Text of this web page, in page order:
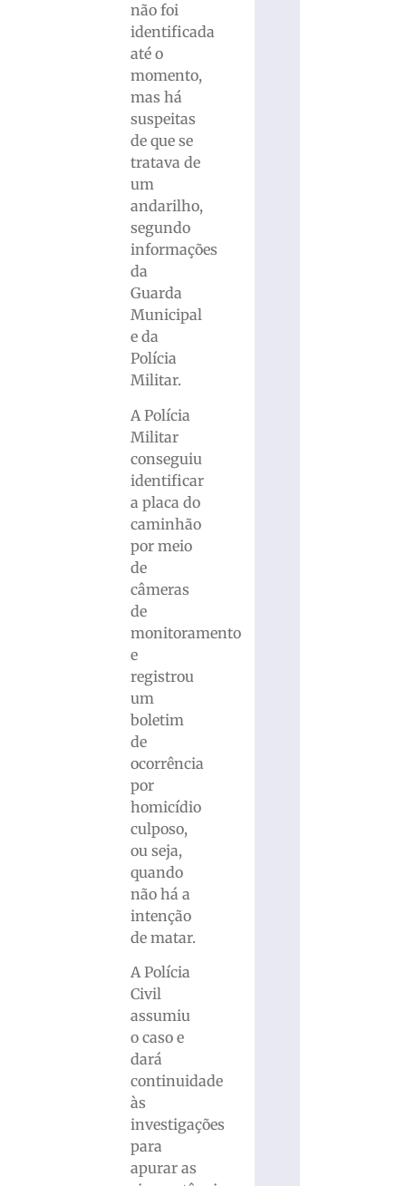
não foi
identificada
até o
momento,
mas há
suspeitas
de que se
tratava de
um
andarilho,
segundo
informações
da
Guarda
Municipal
e da
Polícia
Militar.
A Polícia
Militar
conseguiu
identificar
a placa do
caminhão
por meio
de
câmeras
de
monitoramento
e
registrou
um
boletim
de
ocorrência
por
homicídio
culposo,
ou seja,
quando
não há a
intenção
de matar.
A Polícia
Civil
assumiu
o caso e
dará
continuidade
às
investigações
para
apurar as